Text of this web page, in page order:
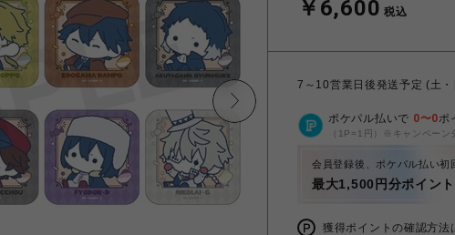
￥6,600 税込
7～10営業日後発送予定 (土
ポケパル払いで 0〜0ポ
（1P=1円）※キャンペーン
会員登録後、ポケパル払い初
最大1,500円分ポイン
獲得ポイントの確認方法